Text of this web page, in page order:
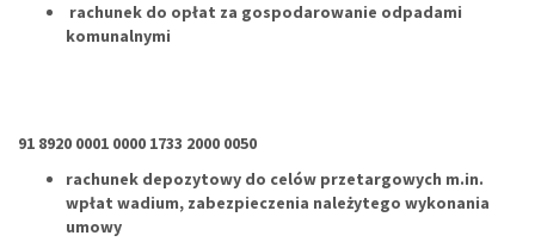
rachunek do opłat za gospodarowanie odpadami
komunalnymi
91 8920 0001 0000 1733 2000 0050
rachunek depozytowy do celów przetargowych m.in.
wpłat wadium, zabezpieczenia należytego wykonania
umowy